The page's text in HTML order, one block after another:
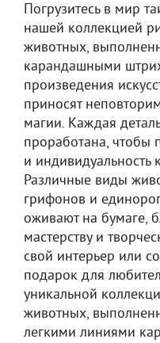
Погрузитесь в мир
нашей коллекцией
животных,
карандашными
произведения
приносят
магии. Каждая
проработана, чтобы
и
Различные виды
грифонов и
оживают на бумаге,
мастерству и
свой интерьер или
подарок для
уникальной
животных,
легкими линиями